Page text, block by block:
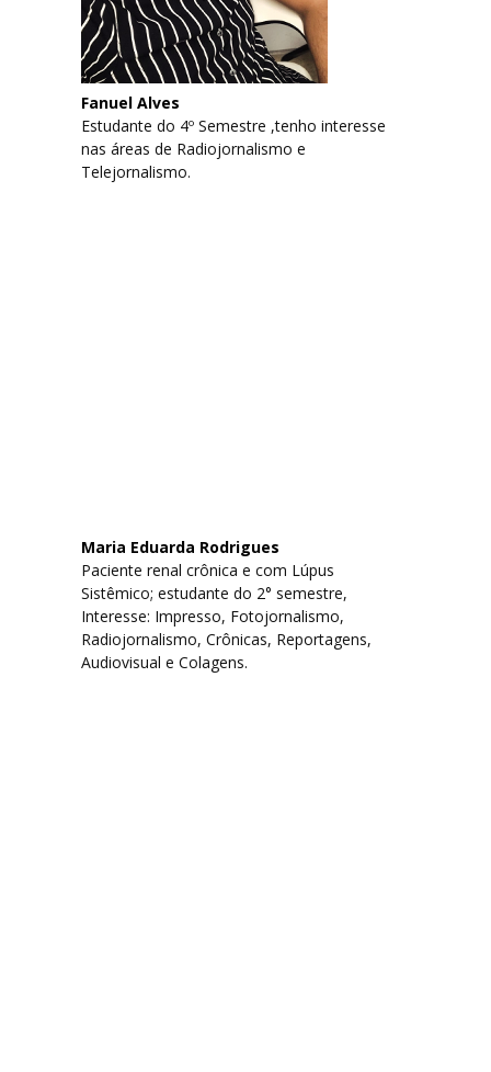
Fanuel Alves
Estudante do 4º Semestre ,tenho interesse
nas áreas de Radiojornalismo e
Telejornalismo.
Maria Eduarda Rodrigues
Paciente renal crônica e com Lúpus
Sistêmico; estudante do 2° semestre,
Interesse: Impresso, Fotojornalismo,
Radiojornalismo, Crônicas, Reportagens,
Audiovisual e Colagens.